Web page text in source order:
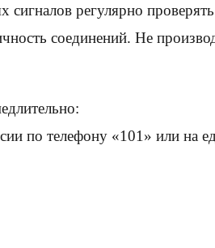
регулярно
соединений. Не
по телефону «101» или на